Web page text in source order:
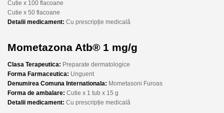
Cutie x 100 flacoane
Cutie x 50 flacoane
Detalii medicament: Cu prescripție medicală
Mometazona Atb® 1 mg/g
Clasa Terapeutica: Preparate dermatologice
Forma Farmaceutica: Unguent
Denumirea Comuna Internationala: Mometasoni Furoas
Forma de ambalare: Cutie x 1 tub x 15 g
Detalii medicament: Cu prescripție medicală